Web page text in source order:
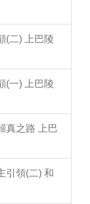
(二) 上巴陵
(一) 上巴陵
真之路 上巴
引領(二) 和